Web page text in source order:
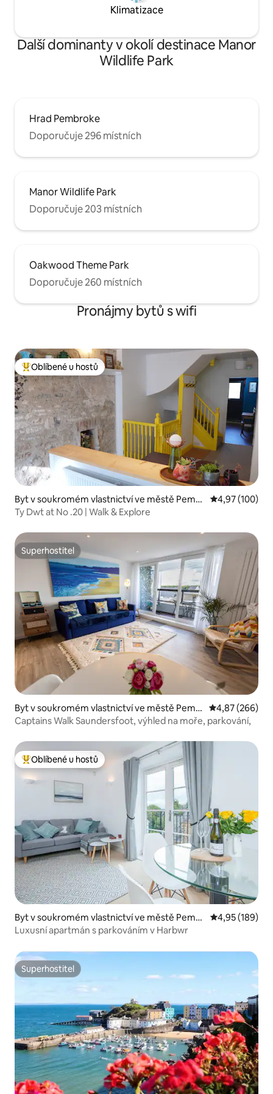
Klimatizace
Další dominanty v okolí destinace Manor
Wildlife Park
Hrad Pembroke
Doporučuje 296 místních
Manor Wildlife Park
Doporučuje 203 místních
Oakwood Theme Park
Doporučuje 260 místních
Pronájmy bytů s wifi
Nejlepší v kategorii Oblíbené u hostů
Oblíbené u hostů
Byt v soukromém vlastnictví ve městě Pembr
okeshire
Průměrné
4,97 (100)
Ty Dwt at No .20 | Walk & Explore
Superhostitel
Superhostitel
Byt v soukromém vlastnictví ve městě Pemb
rokeshire
Průměrné
4,87 (266)
Captains Walk Saundersfoot, výhled na moře, parkování,
Nejlepší v kategorii Oblíbené u hostů
Oblíbené u hostů
Byt v soukromém vlastnictví ve městě Pembr
okeshire
Průměrné
4,95 (189)
Luxusní apartmán s parkováním v Harbwr
Superhostitel
Superhostitel